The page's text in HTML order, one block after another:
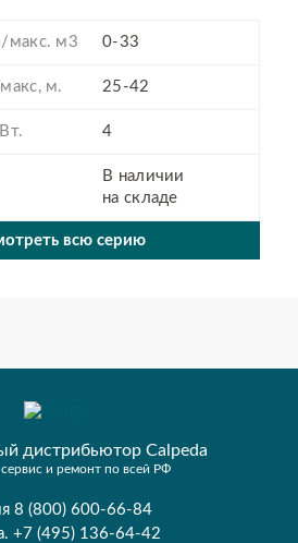
макс. м3 0-33
м. 25-42
4
В наличии
на складе
всю серию
дистрибьютор Calpeda
и ремонт по всей РФ
8 (800) 600-66-84
+7 (495) 136-64-42